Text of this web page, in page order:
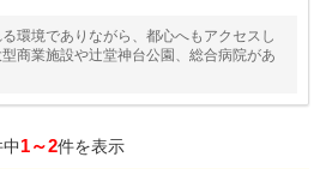
環境でありながら、都心へもアクセスし
商業施設や辻堂神台公園、総合病院があ
1～2件を表示